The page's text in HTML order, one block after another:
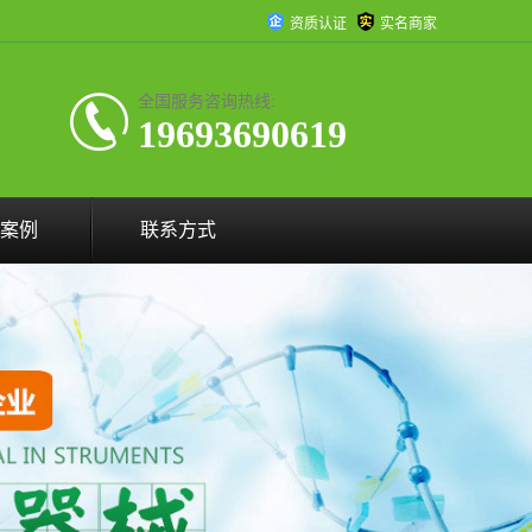
资质认证 实名商家
全国服务咨询热线:
19693690619
例 联系方式